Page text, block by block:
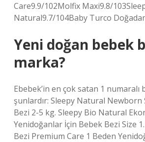
Care9.9/102Molfix Maxi9.8/
Natural9.7/104Baby Turco
Yeni doğan bebek
marka?
Ebebek’in en çok satan 1 numaralı
şunlardır: Sleepy Natural Newborn
Bezi 2-5 kg. Sleepy Bio Natural
Yenidoğanlar İçin Bebek Bezi Size
Bezi Premium Care 1 Beden